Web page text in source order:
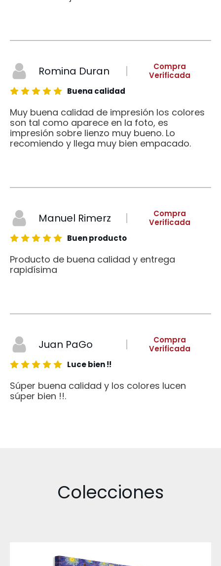
Romina Duran
Compra
Verificada
Buena calidad
Muy buena calidad de impresión los colores
son tal como aparece en la foto, es
impresión sobre lienzo muy bueno. Lo
recomiendo y llega muy bien empacado.
Manuel Rimerz
Compra
Verificada
Buen producto
Producto de buena calidad y entrega
rapidísima
Juan PaGo
Compra
Verificada
Luce bien !!
Súper buena calidad y los colores lucen
súper bien !!.
Colecciones